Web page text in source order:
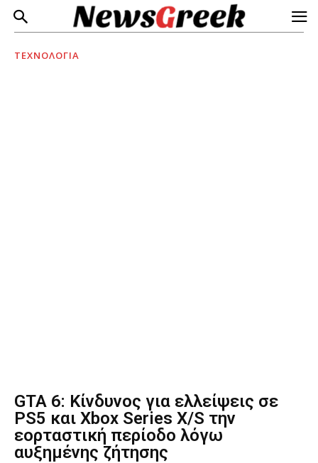
ΤΕΧΝΟΛΟΓΙΑ
GTA 6: Κίνδυνος για ελλείψεις σε
PS5 και Xbox Series X/S την
εορταστική περίοδο λόγω
αυξημένης ζήτησης